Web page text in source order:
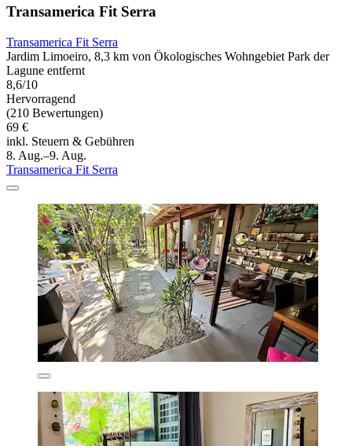
Transamerica Fit Serra
Transamerica Fit Serra
Jardim Limoeiro, 8,3 km von Ökologisches Wohngebiet Park der
Lagune entfernt
8,6/10
Hervorragend
(210 Bewertungen)
69 €
inkl. Steuern & Gebühren
8. Aug.–9. Aug.
Transamerica Fit Serra